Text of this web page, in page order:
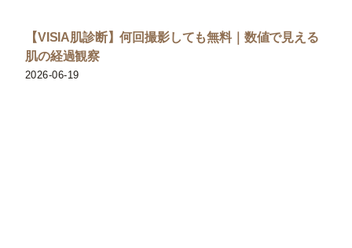
【VISIA肌診断】何回撮影しても無料｜数値で見える
肌の経過観察
2026-06-19